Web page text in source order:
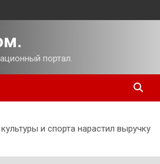
портал.
и спорта нарастил выручку